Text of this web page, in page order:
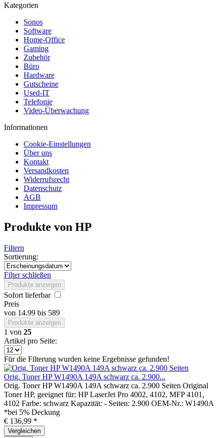
Kategorien
Sonos
Software
Home-Office
Gaming
Zubehör
Büro
Hardware
Gutscheine
Used-IT
Telefonie
Video-Überwachung
Informationen
Cookie-Einstellungen
Über uns
Kontakt
Versandkosten
Widerrufsrecht
Datenschutz
AGB
Impressum
Produkte von HP
Filtern
Sortierung:
Filter schließen
Produkte anzeigen
Sofort lieferbar
Preis
von 14.99 bis 589
Produkte anzeigen
1 von 25
Artikel pro Seite:
Für die Filterung wurden keine Ergebnisse gefunden!
Orig. Toner HP W1490A 149A schwarz ca. 2.900...
Orig. Toner HP W1490A 149A schwarz ca. 2.900 Seiten Original
Toner HP, geeignet für: HP LaserJet Pro 4002, 4102, MFP 4101,
4102 Farbe: schwarz Kapazität: - Seiten: 2.900 OEM-Nr.: W1490A
*bei 5% Deckung
€ 136,99 *
Vergleichen